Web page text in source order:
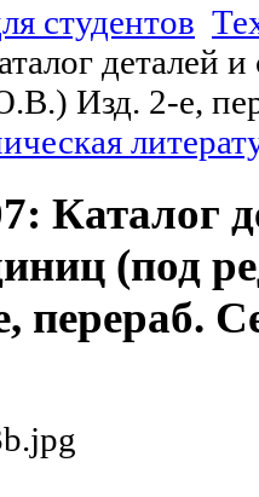
студентов
деталей
Изд. 2-е,
Каталог
(под
перераб.